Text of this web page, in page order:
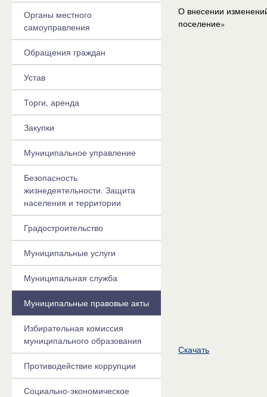
О внесении
поселение»
Скачать
Органы местного
самоуправления
Обращения граждан
Устав
Торги, аренда
Закупки
Муниципальное управление
Безопасность
жизнедеятельности. Защита
населения и территории
Градостроительство
Муниципальные услуги
Муниципальная служба
Муниципальные правовые акты
Избирательная комиссия
муниципального образования
Противодействие коррупции
Социально-экономическое